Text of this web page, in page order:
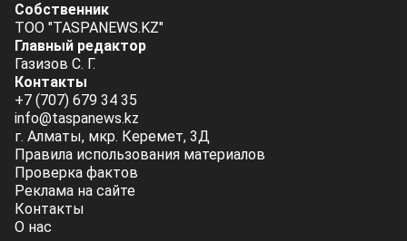
Собственник
ТОО "TASPANEWS.KZ"
Главный редактор
Газизов С. Г.
Контакты
+7 (707) 679 34 35
info@taspanews.kz
г. Алматы, мкр. Керемет, 3Д
Правила использования материалов
Проверка фактов
Реклама на сайте
Контакты
О нас